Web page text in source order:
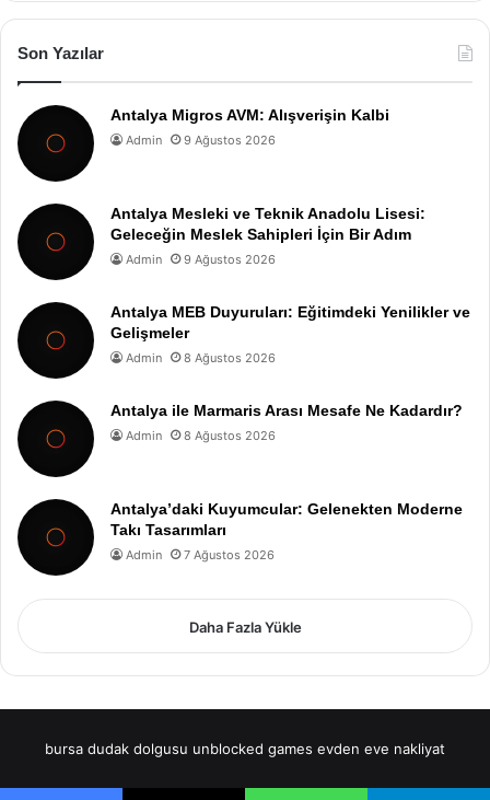
Son Yazılar
Antalya Migros AVM: Alışverişin Kalbi
Admin 9 Ağustos 2026
Antalya Mesleki ve Teknik Anadolu Lisesi:
Geleceğin Meslek Sahipleri İçin Bir Adım
Admin 9 Ağustos 2026
Antalya MEB Duyuruları: Eğitimdeki Yenilikler ve
Gelişmeler
Admin 8 Ağustos 2026
Antalya ile Marmaris Arası Mesafe Ne Kadardır?
Admin 8 Ağustos 2026
Antalya’daki Kuyumcular: Gelenekten Moderne
Takı Tasarımları
Admin 7 Ağustos 2026
Daha Fazla Yükle
bursa dudak dolgusu unblocked games evden eve nakliyat